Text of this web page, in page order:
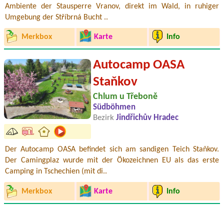
Ambiente der Stausperre Vranov, direkt im Wald, in ruhiger
Umgebung der Stříbrná Bucht ..
Merkbox Karte Info
Autocamp OASA
Staňkov
Chlum u Třeboně
Südböhmen
Bezirk Jindřichův Hradec
Der Autocamp OASA befindet sich am sandigen Teich Staňkov.
Der Camingplaz wurde mit der Ökozeichnen EU als das erste
Camping in Tschechien (mit di..
Merkbox Karte Info